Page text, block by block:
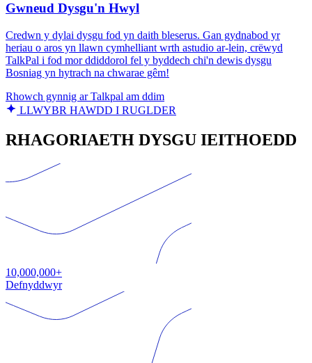
Gwneud Dysgu'n Hwyl
Credwn y dylai dysgu fod yn daith bleserus. Gan gydnabod yr
heriau o aros yn llawn cymhelliant wrth astudio ar-lein, crëwyd
TalkPal i fod mor ddiddorol fel y byddech chi'n dewis dysgu
Bosniag yn hytrach na chwarae gêm!
Rhowch gynnig ar Talkpal am ddim
LLWYBR HAWDD I RUGLDER
RHAGORIAETH DYSGU IEITHOEDD
10,000,000+
Defnyddwyr